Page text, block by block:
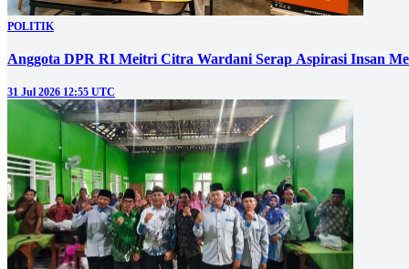
POLITIK
Anggota DPR RI Meitri Citra Wardani Serap Aspirasi Insan
31 Jul 2026 12:55 UTC